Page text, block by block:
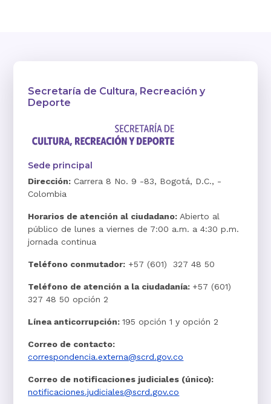
Secretaría de Cultura, Recreación y
Deporte
Sede principal
Dirección: Carrera 8 No. 9 -83, Bogotá, D.C., -
Colombia
Horarios de atención al ciudadano: Abierto al
público de lunes a viernes de 7:00 a.m. a 4:30 p.m.
jornada continua
Teléfono conmutador: +57 (601) 327 48 50
Teléfono de atención a la ciudadanía: +57 (601)
327 48 50 opción 2
Línea anticorrupción:195 opción 1 y opción 2
Correo de contacto:
correspondencia.externa@scrd.gov.co
Correo de notificaciones judiciales (único):
notificaciones.judiciales@scrd.gov.co